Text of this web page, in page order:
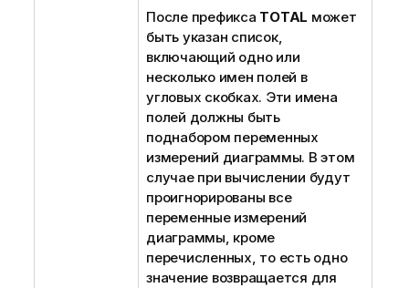
После префикса TOTAL может
быть указан список,
включающий одно или
несколько имен полей в
угловых скобках. Эти имена
полей должны быть
поднабором переменных
измерений диаграммы. В этом
случае при вычислении будут
проигнорированы все
переменные измерений
диаграммы, кроме
перечисленных, то есть одно
значение возвращается для